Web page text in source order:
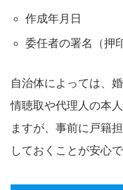
作成年月日
委任者の署名（押
自治体によっては、
情聴取や代理人の本
ますが、事前に戸籍
しておくことが安心で